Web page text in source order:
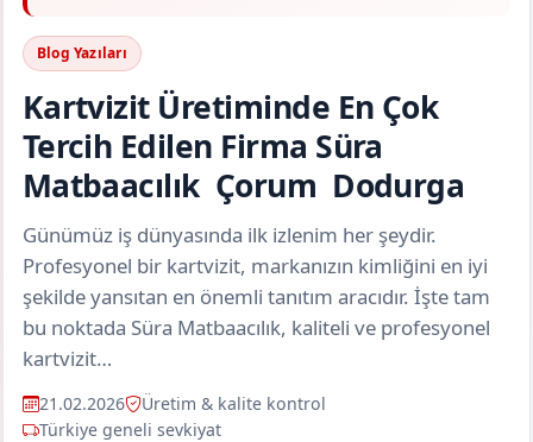
Blog Yazıları
Kartvizit Üretiminde En Çok
Tercih Edilen Firma Süra
Matbaacılık Çorum Dodurga
Günümüz iş dünyasında ilk izlenim her şeydir.
Profesyonel bir kartvizit, markanızın kimliğini en iyi
şekilde yansıtan en önemli tanıtım aracıdır. İşte tam
bu noktada Süra Matbaacılık, kaliteli ve profesyonel
kartvizit…
21.02.2026
Üretim & kalite kontrol
Türkiye geneli sevkiyat